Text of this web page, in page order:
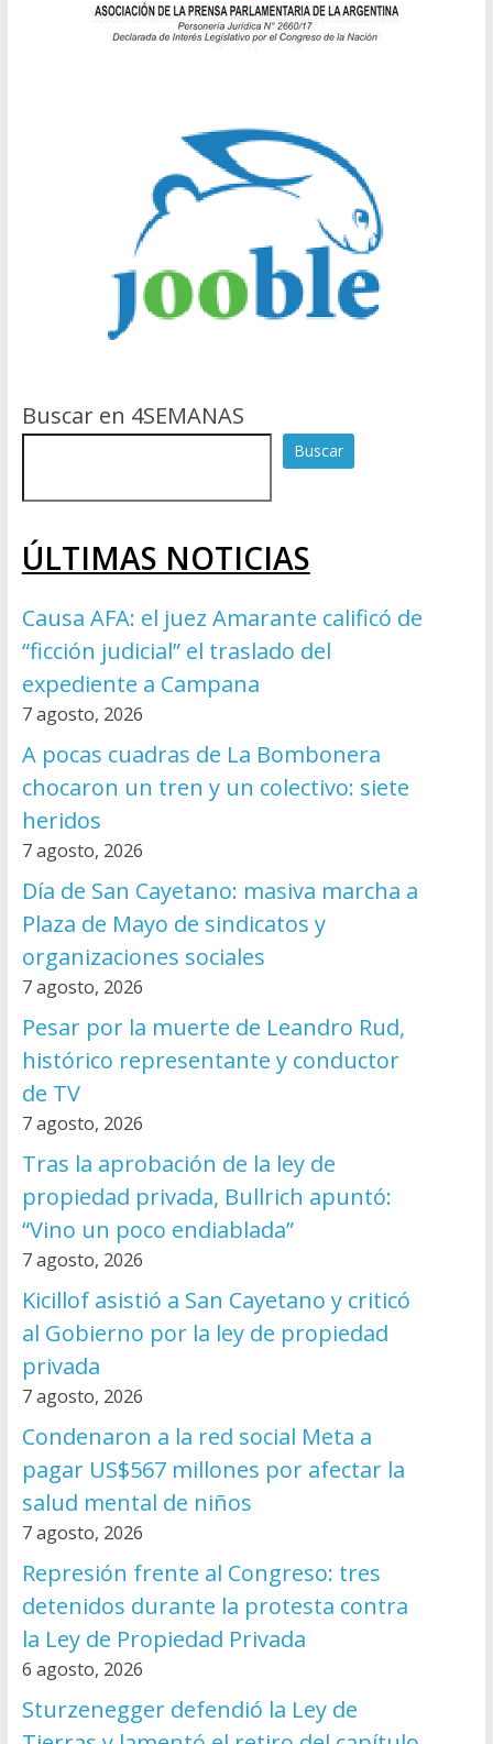
Buscar en 4SEMANAS
Buscar
ÚLTIMAS NOTICIAS
Causa AFA: el juez Amarante calificó de
“ficción judicial” el traslado del
expediente a Campana
7 agosto, 2026
A pocas cuadras de La Bombonera
chocaron un tren y un colectivo: siete
heridos
7 agosto, 2026
Día de San Cayetano: masiva marcha a
Plaza de Mayo de sindicatos y
organizaciones sociales
7 agosto, 2026
Pesar por la muerte de Leandro Rud,
histórico representante y conductor
de TV
7 agosto, 2026
Tras la aprobación de la ley de
propiedad privada, Bullrich apuntó:
“Vino un poco endiablada”
7 agosto, 2026
Kicillof asistió a San Cayetano y criticó
al Gobierno por la ley de propiedad
privada
7 agosto, 2026
Condenaron a la red social Meta a
pagar US$567 millones por afectar la
salud mental de niños
7 agosto, 2026
Represión frente al Congreso: tres
detenidos durante la protesta contra
la Ley de Propiedad Privada
6 agosto, 2026
Sturzenegger defendió la Ley de